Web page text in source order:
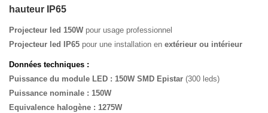
hauteur IP65
Projecteur led 150W pour usage professionnel
Projecteur led IP65 pour une installation en extérieur ou intérieur
Données techniques :
Puissance du module LED : 150W SMD Epistar (300 leds)
Puissance nominale : 150W
Equivalence halogène : 1275W